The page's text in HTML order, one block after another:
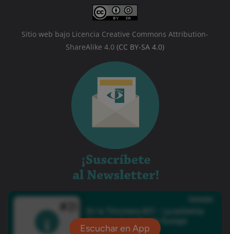
Sitio web bajo Licencia Creative Commons Attribution-
ShareAlike 4.0 (CC BY-SA 4.0)